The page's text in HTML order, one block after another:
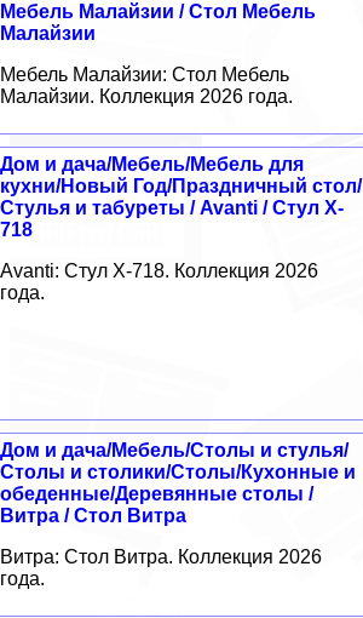
Мебель Малайзии / Стол Мебель
Малайзии
Мебель Малайзии: Стол Мебель
Малайзии. Коллекция 2026 года.
Дом и дача/Мебель/Мебель для
кухни/Новый Год/Праздничный стол/
Стулья и табуреты / Avanti / Стул X-
718
Avanti: Стул X-718. Коллекция 2026
года.
Дом и дача/Мебель/Столы и стулья/
Столы и столики/Столы/Кухонные и
обеденные/Деревянные столы /
Витра / Стол Витра
Витра: Стол Витра. Коллекция 2026
года.